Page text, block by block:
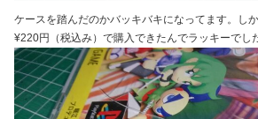
ケースを踏んだのかバッキバキになってます。し
¥220円（税込み）で購入できたんでラッキーでし